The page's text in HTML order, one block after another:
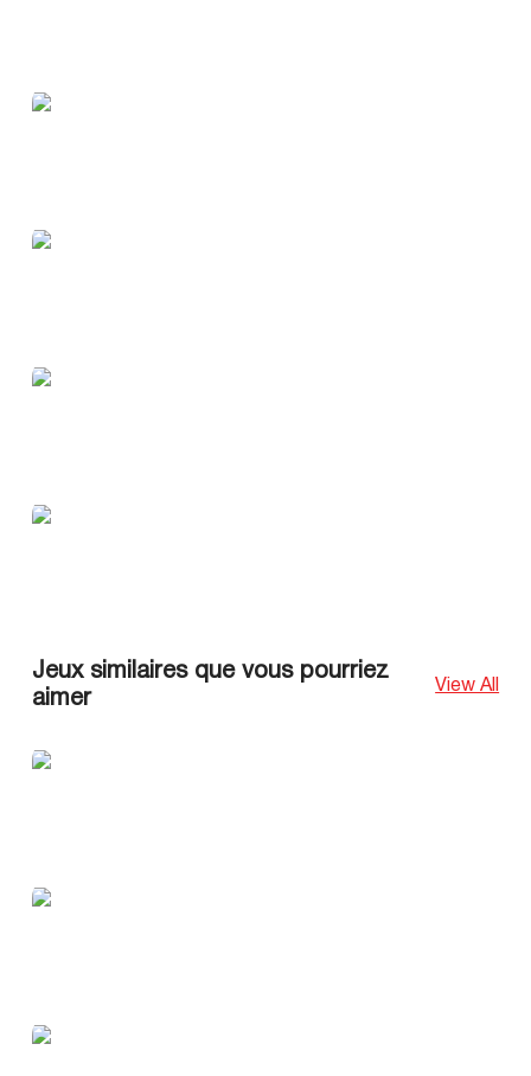
Jeux similaires que vous pourriez
aimer
View All